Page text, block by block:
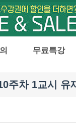
무료특강
주차 1교시 유